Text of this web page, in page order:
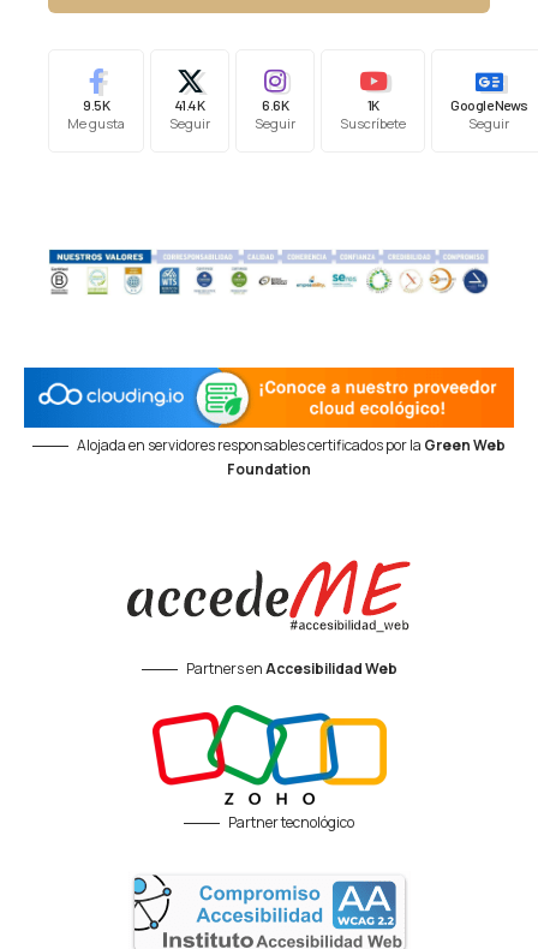
9.5K
Me gusta
41.4K
Seguir
6.6K
Seguir
1K
Suscríbete
Google News
Seguir
Alojada en servidores responsables certificados por la Green Web
Foundation
Partners enAccesibilidad Web
Partner tecnológico